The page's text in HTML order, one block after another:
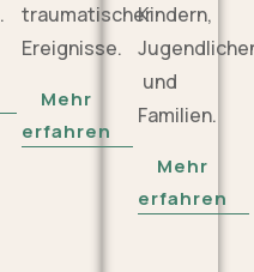
traumatischer
Ereignisse.
Mehr
erfahren
Kindern,
und
Familien.
Mehr
erfahren